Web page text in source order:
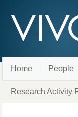
Home People
Research Activity